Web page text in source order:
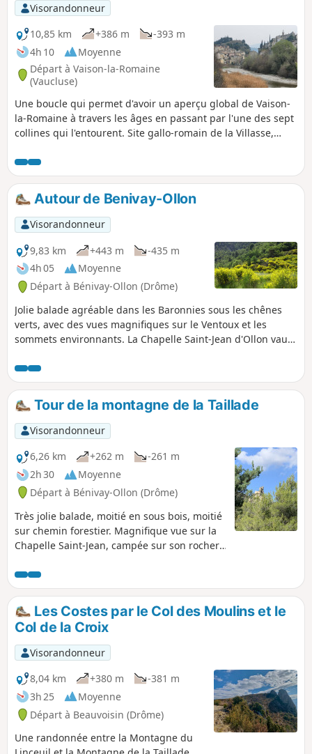
Visorandonneur
10,85 km
+386 m
-393 m
4h 10
Moyenne
Départ à Vaison-la-Romaine
(Vaucluse)
Une boucle qui permet d'avoir un aperçu global de Vaison-
la-Romaine à travers les âges en passant par l'une des sept
collines qui l'entourent. Site gallo-romain de la Villasse,
Dentelles de Montmirail, sur le Mont Ventoux et la Drôme
provençale, le pont romain et la cité médiévale, sans oublier
un retour par la rue la plus commerçante de la ville basse
avec possibilité d'une pause gourmande ou désaltérante
sur la grande place centrale.
Autour de Benivay-Ollon
Visorandonneur
9,83 km
+443 m
-435 m
4h 05
Moyenne
Départ à Bénivay-Ollon (Drôme)
Jolie balade agréable dans les Baronnies sous les chênes
verts, avec des vues magnifiques sur le Ventoux et les
sommets environnants. La Chapelle Saint-Jean d'Ollon vaut
Tour de la montagne de la Taillade
Visorandonneur
6,26 km
+262 m
-261 m
2h 30
Moyenne
Départ à Bénivay-Ollon (Drôme)
Très jolie balade, moitié en sous bois, moitié
sur chemin forestier. Magnifique vue sur la
Chapelle Saint-Jean, campée sur son rocher.
sous-bois, vous pourrez admirer en ligne de
crête, des reliefs de toute beauté.
Les Costes par le Col des Moulins et le
Col de la Croix
Visorandonneur
8,04 km
+380 m
-381 m
3h 25
Moyenne
Départ à Beauvoisin (Drôme)
Une randonnée entre la Montagne du